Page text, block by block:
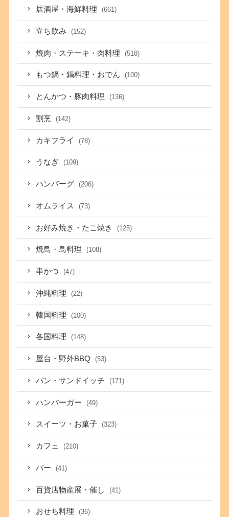
居酒屋・海鮮料理 (661)
立ち飲み (152)
焼肉・ステーキ・肉料理 (518)
もつ鍋・鍋料理・おでん (100)
とんかつ・豚肉料理 (136)
割烹 (142)
カキフライ (78)
うなぎ (109)
ハンバーグ (206)
オムライス (73)
お好み焼き・たこ焼き (125)
焼鳥・鳥料理 (108)
串かつ (47)
沖縄料理 (22)
韓国料理 (100)
各国料理 (148)
屋台・野外BBQ (53)
パン・サンドイッチ (171)
ハンバーガー (49)
スイーツ・お菓子 (323)
カフェ (210)
バー (41)
百貨店物産展・催し (41)
おせち料理 (36)